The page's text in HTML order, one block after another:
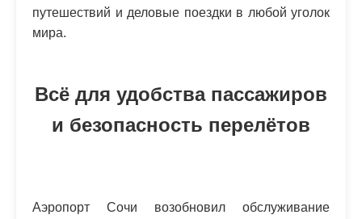
путешествий и деловые поездки в любой уголок
мира.
Всё для удобства пассажиров
и безопасность перелётов
Аэропорт Сочи возобновил обслуживание